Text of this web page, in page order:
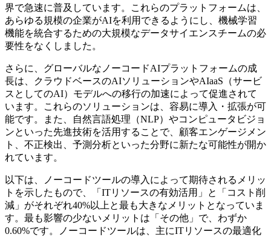
界で急速に普及しています。これらのプラットフォームは、
あらゆる規模の企業がAIを利用できるようにし、機械学習
機能を統合するための大規模なデータサイエンスチームの必
要性をなくしました。
さらに、グローバルなノーコードAIプラットフォームの成
長は、クラウドベースのAIソリューションやAIaaS（サービ
スとしてのAI）モデルへの移行の加速によって促進されて
います。これらのソリューションは、容易に導入・拡張が可
能です。また、自然言語処理（NLP）やコンピュータビジョ
ンといった先進技術を活用することで、顧客エンゲージメン
ト、不正検出、予測分析といった分野に新たな可能性が開か
れています。
以下は、ノーコードツールの導入によって期待されるメリッ
トを示したもので、「ITリソースの有効活用」と「コスト削
減」がそれぞれ40%以上と最も大きなメリットとなっていま
す。最も影響の少ないメリットは「その他」で、わずか
0.60%です。ノーコードツールは、主にITリソースの最適化